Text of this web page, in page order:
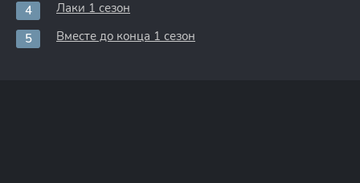
Лаки 1 сезон
Вместе до конца 1 сезон